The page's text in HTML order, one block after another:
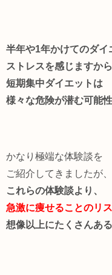
半年や1年かけてのダイ
ストレスを感じますから
短期集中ダイエットは
様々な危険が潜む可能
かなり極端な体験談を
ご紹介してきましたが、
これらの体験談より、
急激に痩せることのリ
想像以上にたくさんあ